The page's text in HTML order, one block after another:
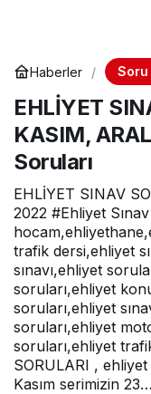
Haberler Soru
EHLİYET
KASIM,
Soruları
EHLİYET SINAV
2022 #Ehliyet
trafik dersi,ehliyet
sınavı,ehliyet
soruları,ehliyet
soruları,ehliyet
soruları,ehliyet
soruları,ehliyet
SORULARI , ehliyet
Kasım serimizin 23…